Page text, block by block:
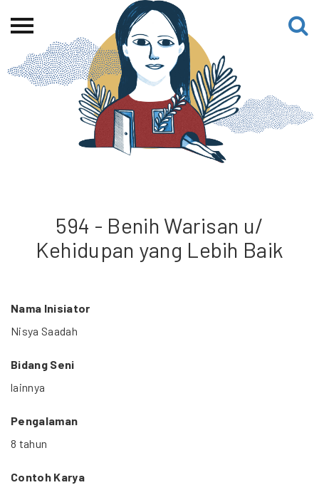
Beranda
Tentang
Permohonan Hibah
Sekolah Pemikiran
Proyek Terdahulu
Kredit Web-site
594 - Benih Warisan u/
Kehidupan yang Lebih Baik
Nama Inisiator
Nisya Saadah
Bidang Seni
lainnya
Pengalaman
8 tahun
Contoh Karya